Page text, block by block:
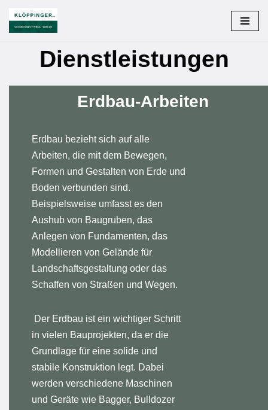
Zum
springenDienstleistungen
Erdbau-Arbeiten
Erdbau bezieht sich auf alle
Arbeiten, die mit dem Bewegen,
Formen und Gestalten von Erde und
Boden verbunden sind.
Beispielsweise umfasst es den
Aushub von Baugruben, das
Anlegen von Fundamenten, das
Modellieren von Gelände für
Landschaftsgestaltung oder das
Schaffen von Straßen und Wegen.
Der Erdbau ist ein wichtiger Schritt
in vielen Bauprojekten, da er die
Grundlage für eine solide und
stabile Konstruktion legt. Dabei
werden verschiedene Maschinen
und Geräte wie Bagger, Bulldozer